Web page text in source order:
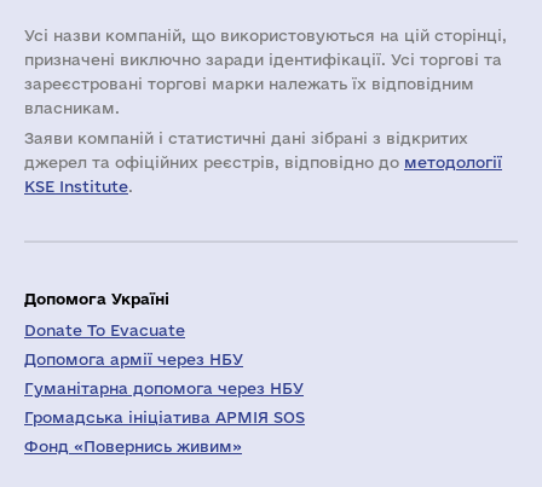
Усі назви компаній, що використовуються на цій сторінці,
призначені виключно заради ідентифікації. Усі торгові та
зареєстровані торгові марки належать їх відповідним
власникам.
Заяви компаній i статистичні дані зібрані з відкритих
джерел та офіційних реєстрів, відповідно до методології
KSE Institute.
Допомога Україні
Donate To Evacuate
Допомога армії через НБУ
Гуманітарна допомога через НБУ
Громадська ініціатива АРМІЯ SOS
Фонд «Повернись живим»